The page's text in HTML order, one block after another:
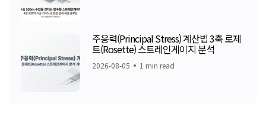
주응력(Principal Stress) 계산법 3축 로제
트(Rosette) 스트레인게이지 분석
2026-08-05 1 min read